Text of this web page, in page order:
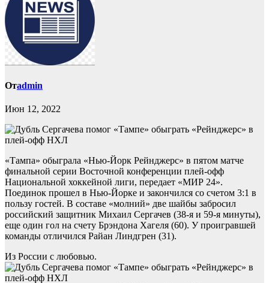
Отadmin
Июн 12, 2022
«Тампа» обыграла «Нью-Йорк Рейнджерс» в пятом матче
финальной серии Восточной конференции плей-офф
Национальной хоккейной лиги, передает «МИР 24».
Поединок прошел в Нью-Йорке и закончился со счетом 3:1 в
пользу гостей. В составе «молний» две шайбы забросил
российский защитник Михаил Сергачев (38-я и 59-я минуты),
еще один гол на счету Брэндона Хагеля (60). У проигравшей
команды отличился Райан Линдгрен (31).
Из России с любовью.